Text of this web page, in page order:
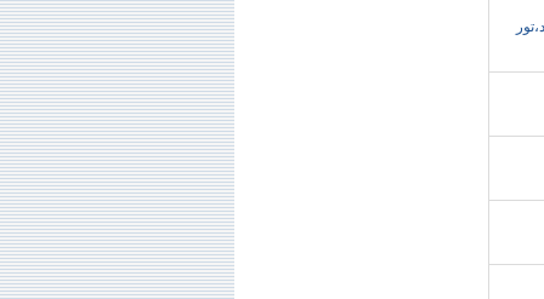
هتل در مشهد،تور